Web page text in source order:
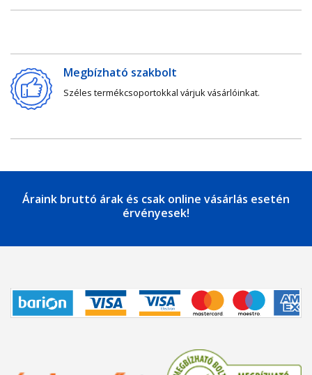
Megbízható szakbolt
Széles termékcsoportokkal várjuk vásárlóinkat.
Áraink bruttó árak és csak online vásárlás esetén
érvényesek!